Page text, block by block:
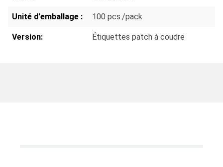
Unité d'emballage : 100 pcs./pack
Version: Étiquettes patch à coudre